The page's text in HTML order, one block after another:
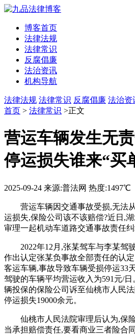
博客首页
法律法规
法律常识
反腐倡廉
法治资讯
机构导航
法律法规 法律常识 反腐倡廉 法治资
首页 > 法律常识 >正文
营运车辆发生无
停运损失谁来“买
2025-09-24 来源:普法网 热度:1497℃
营运车辆因交通事故受损,无法
运损失,保险公司该不该赔偿?近日,
审理一起机动车道路交通事故责任纠
2022年12月,张某驾车与李某驾
作出认定张某负事故全部责任的认
客运车辆,事故导致车辆受损停运33
驾驶的车辆平均营运收入为591元/
辆投保的保险公司诉至仙桃市人民
停运损失19000余元。
仙桃市人民法院审理后认为,保
当承担赔偿责任,要看商业三者险合